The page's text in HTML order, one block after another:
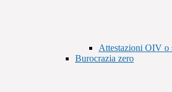
Attestazioni OIV o
Burocrazia zero